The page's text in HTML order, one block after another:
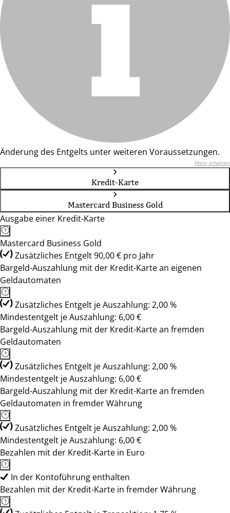
Änderung des Entgelts unter weiteren Voraussetzungen.
Mehr erfahren
Kredit-Karte
Mastercard Business Gold
Ausgabe einer Kredit-Karte
Mastercard Business Gold
Zusätzliches Entgelt 90,00 € pro Jahr
Bargeld-Auszahlung mit der Kredit-Karte an eigenen
Geldautomaten
Zusätzliches Entgelt je Auszahlung: 2,00 %
Mindestentgelt je Auszahlung: 6,00 €
Bargeld-Auszahlung mit der Kredit-Karte an fremden
Geldautomaten
Zusätzliches Entgelt je Auszahlung: 2,00 %
Mindestentgelt je Auszahlung: 6,00 €
Bargeld-Auszahlung mit der Kredit-Karte an fremden
Geldautomaten in fremder Währung
Zusätzliches Entgelt je Auszahlung: 2,00 %
Mindestentgelt je Auszahlung: 6,00 €
Bezahlen mit der Kredit-Karte in Euro
In der Kontoführung enthalten
Bezahlen mit der Kredit-Karte in fremder Währung